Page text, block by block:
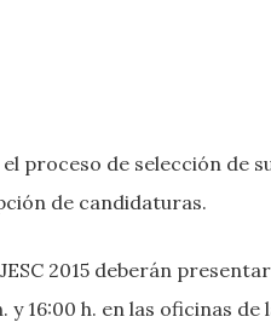
proceso de selección de
de candidaturas.
2015 deberán
y 16:00 h. en las oficinas